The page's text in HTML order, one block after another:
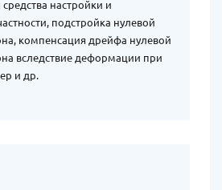
настройки и
подстройка нулевой
компенсация дрейфа нулевой
вследствие деформации при
и др.